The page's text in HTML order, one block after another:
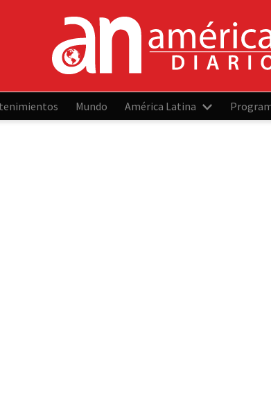
Mundo América Latina